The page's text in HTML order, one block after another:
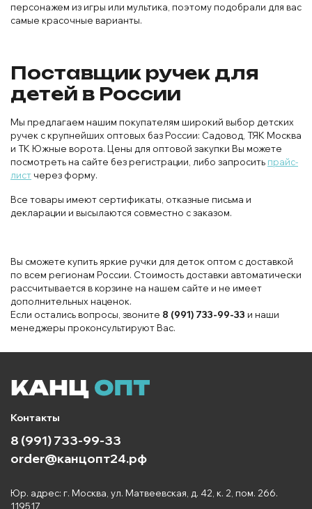
персонажем из игры или мультика, поэтому подобрали для вас
самые красочные варианты.
Поставщик ручек для
детей в России
Мы предлагаем нашим покупателям широкий выбор детских
ручек с крупнейших оптовых баз России: Садовод, ТЯК Москва
и ТК Южные ворота. Цены для оптовой закупки Вы можете
посмотреть на сайте без регистрации, либо запросить прайс-
лист через форму.
Все товары имеют сертификаты, отказные письма и
декларации и высылаются совместно с заказом.
Вы сможете купить яркие ручки для деток оптом с доставкой
по всем регионам России. Стоимость доставки автоматически
рассчитывается в корзине на нашем сайте и не имеет
дополнительных наценок.
Если остались вопросы, звоните 8 (991) 733-99-33 и наши
менеджеры проконсультируют Вас.
Контакты
8 (991) 733-99-33
order@канцопт24.рф
Юр. адрес: г. Москва, ул. Матвеевская, д. 42, к. 2, пом. 266.
119517